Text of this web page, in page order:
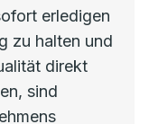
erledigen
zu halten und
direkt
sind